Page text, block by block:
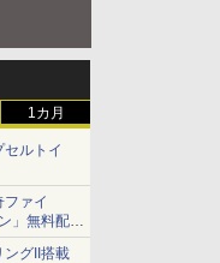
1カ月
ルトイ
ァイ
」無料配信
ングII搭載